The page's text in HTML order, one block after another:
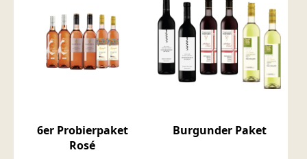
6er Probierpaket
Rosé
Burgunder Paket